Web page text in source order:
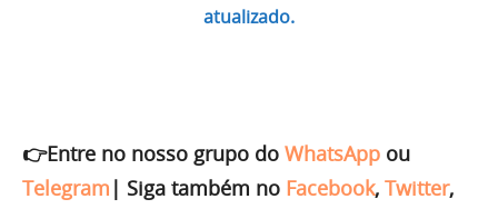
atualizado.
👉Entre no nosso grupo do WhatsApp ou
Telegram | Siga também no Facebook, Twitter,